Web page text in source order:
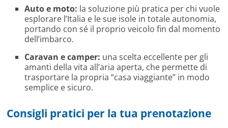
Auto e moto: la soluzione più pratica per chi vuole
esplorare l’Italia e le sue isole in totale autonomia,
portando con sé il proprio veicolo fin dal momento
dell’imbarco.
Caravan e camper: una scelta eccellente per gli
amanti della vita all’aria aperta, che permette di
trasportare la propria “casa viaggiante” in modo
semplice e sicuro.
Consigli pratici per la tua prenotazione